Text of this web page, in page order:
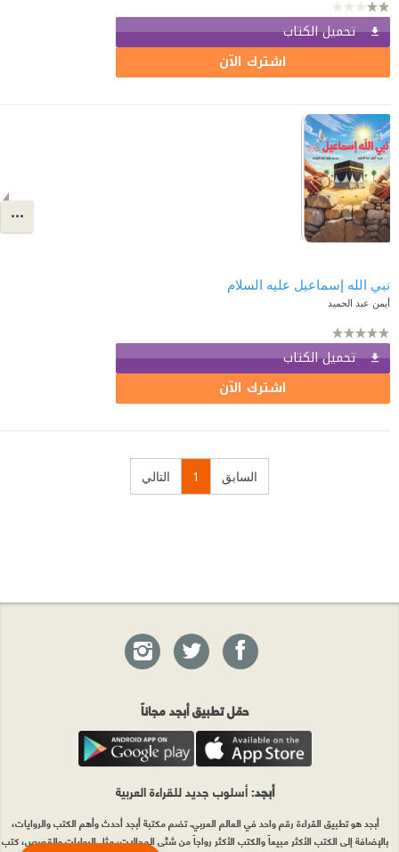
تحميل الكتاب
اشترك الآن
نبي الله إسماعيل عليه السلام
أيمن عبد الحميد
تحميل الكتاب
اشترك الآن
السابق 1 التالي
حمّل تطبيق أبجد مجاناً
أبجد: أسلوب جديد للقراءة العربية
أبجد هو تطبيق القراءة رقم واحد في العالم العربي. تضم مكتبة أبجد أحدث وأهم الكتب والروايات،
بالإضافة إلى الكتب الأكثر مبيعاً والكتب الأكثر رواجاً من شتّى المجالات، مثل الروايات والقصص، كتب